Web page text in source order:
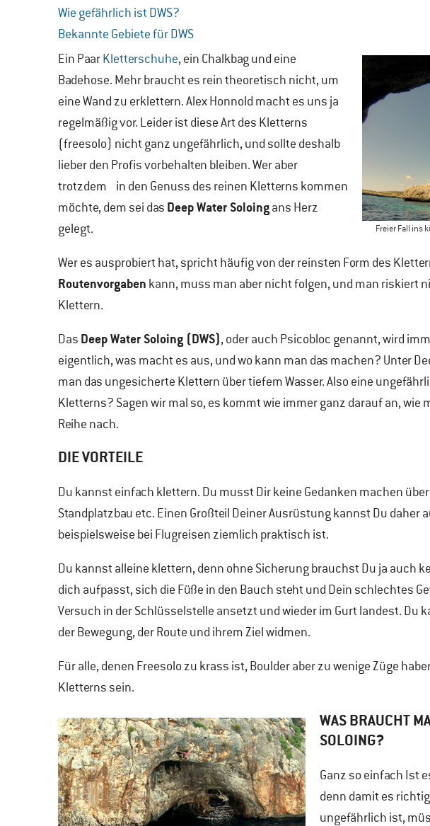
Wie gefährlich ist DWS?
Bekannte Gebiete für DWS
Freier Fall ins
Ein PaarKletterschuhe, ein Chalkbag und eine
Badehose. Mehr braucht es rein theoretisch nicht, um
eine Wand zu erklettern. Alex Honnold macht es uns ja
regelmäßig vor. Leider ist diese Art des Kletterns
(freesolo) nicht ganz ungefährlich, und sollte deshalb
lieber den Profis vorbehalten bleiben. Wer aber
trotzdem in den Genuss des reinen Kletterns kommen
möchte, dem sei das Deep Water Soloingans Herz
gelegt.
Wer es ausprobiert hat, spricht häufig von der reinsten Form des
Routenvorgaben kann, muss man aber nicht folgen, und man riskiert
Klettern.
Das Deep Water Soloing (DWS), oder auch Psicobloc genannt, wird
eigentlich, was macht es aus, und wo kann man das machen? Unter
man das ungesicherte Klettern über tiefem Wasser. Also eine
Kletterns? Sagen wir mal so, es kommt wie immer ganz darauf an, wie
Reihe nach.
DIE VORTEILE
Du kannst einfach klettern. Du musst Dir keine Gedanken machen
Standplatzbau etc. Einen Großteil Deiner Ausrüstung kannst Du daher
beispielsweise bei Flugreisen ziemlich praktisch ist.
Du kannst alleine klettern, denn ohne Sicherung brauchst Du ja auch
dich aufpasst, sich die Füße in den Bauch steht und Dein schlechtes
Versuch in der Schlüsselstelle ansetzt und wieder im Gurt landest. Du
der Bewegung, der Route und ihrem Ziel widmen.
Für alle, denen Freesolo zu krass ist, Boulder aber zu wenige Züge
Kletterns sein.
WAS BRAUCHT
SOLOING?
Ganz so einfach Ist
denn damit es
ungefährlich ist,